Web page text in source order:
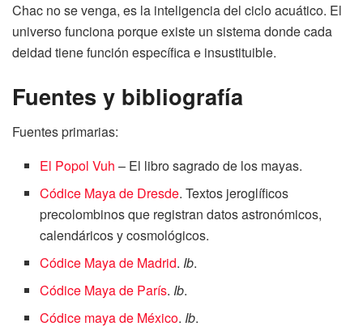
Chac no se venga, es la inteligencia del ciclo acuático. El
universo funciona porque existe un sistema donde cada
deidad tiene función específica e insustituible.
Fuentes y bibliografía
Fuentes primarias:
El Popol Vuh – El libro sagrado de los mayas.
Códice Maya de Dresde. Textos jeroglíficos
precolombinos que registran datos astronómicos,
calendáricos y cosmológicos.
Códice Maya de Madrid. Ib.
Códice Maya de París. Ib.
Códice maya de México. Ib.